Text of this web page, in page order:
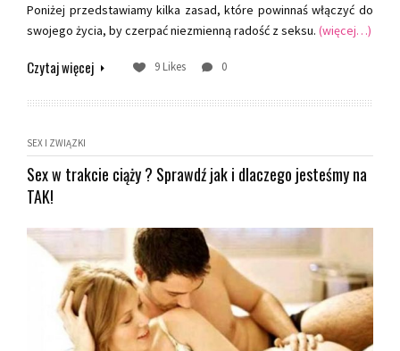
Poniżej przedstawiamy kilka zasad, które powinnaś włączyć do
swojego życia, by czerpać niezmienną radość z seksu. (więcej…)
Czytaj więcej 9 Likes 0
SEX I ZWIĄZKI
Sex w trakcie ciąży ? Sprawdź jak i dlaczego jesteśmy na
TAK!